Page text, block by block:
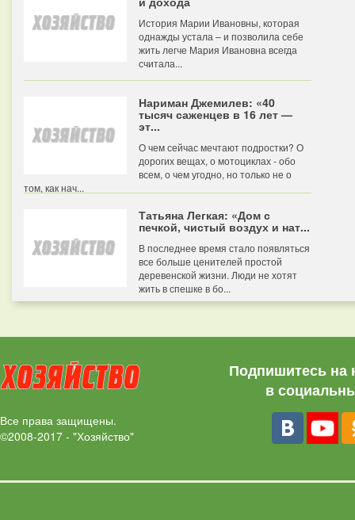
История Марии Ивановны, которая
однажды устала – и позволила себе
жить легче Мария Ивановна всегда
считала...
Нариман Джемилев: «40
тысяч саженцев в 16 лет —
эт...
О чем сейчас мечтают подростки? О
дорогих вещах, о мотоциклах - обо
всем, о чем угодно, но только не о
том, как нач...
Татьяна Легкая: «Дом с
печкой, чистый воздух и нат...
В последнее время стало появляться
все больше ценителей простой
деревенской жизни. Люди не хотят
жить в спешке в бо...
Все права защищены.
©2008-2017 - "Хозяйство"
Подпишитесь на
в